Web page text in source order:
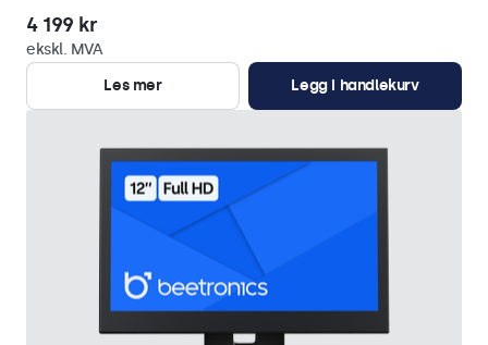
4 199 kr
ekskl. MVA
Les mer
Legg i handlekurv